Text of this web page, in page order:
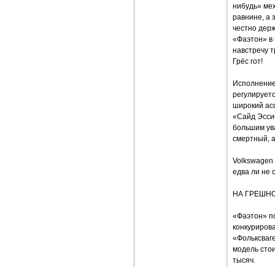
нибудь»
равнине, а
честно
«Фаэтон» в
навстречу
Грёс гот!
широкий
«Сайд
большим
смертный,
Volkswagen
едва ли не
НА
«Фаэтон»
модель
тысяч.